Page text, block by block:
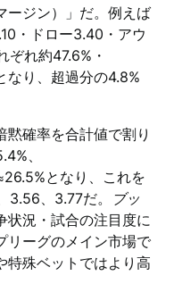
ージン）」だ。例えば
・ドロー3.40・アウ
れ約47.6%・
なり、超過分の4.8%
黙確率を合計値で割り
、
となり、これを
3.56、3.77だ。
ブッ
状況・試合の注目度に
リーグのメイン市場で
特殊ベットではより高